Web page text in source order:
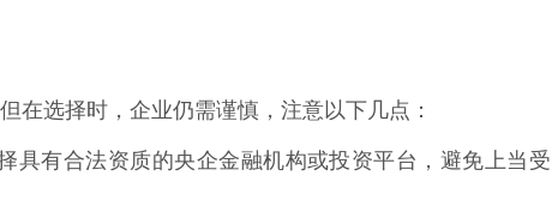
在选择时，企业仍需谨慎，注意以下几点：
具有合法资质的央企金融机构或投资平台，避免上当受